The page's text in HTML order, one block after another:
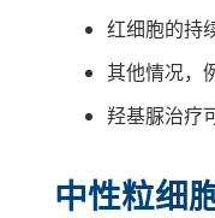
红细胞的持
其他情况，
羟基脲治疗
中性粒细